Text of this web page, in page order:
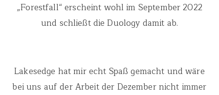
„Forestfall“ erscheint wohl im September 2022
und schließt die Duology damit ab.
Lakesedge hat mir echt Spaß gemacht und wäre
bei uns auf der Arbeit der Dezember nicht immer